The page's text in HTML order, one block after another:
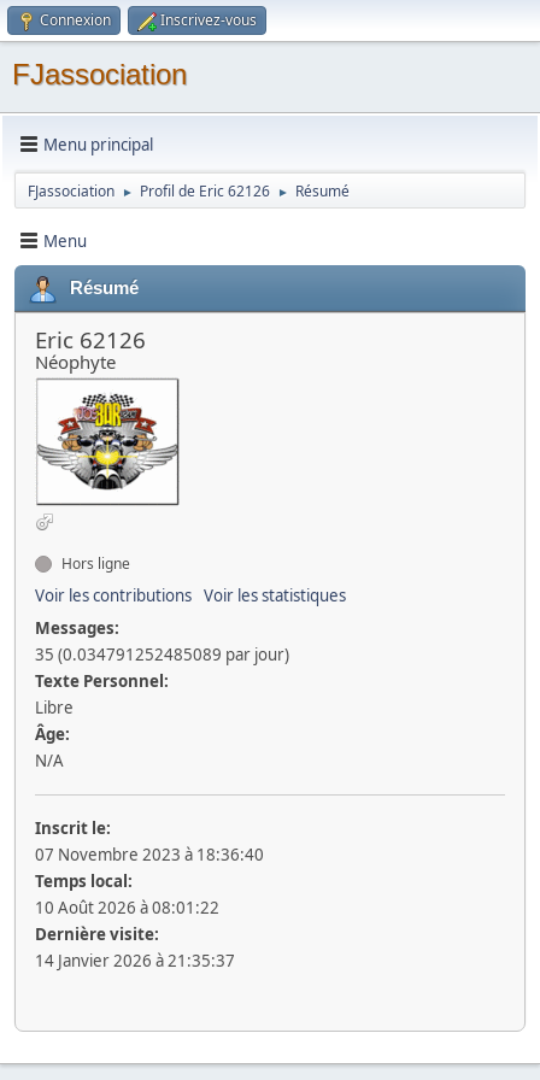
Connexion Inscrivez-vous
FJassociation
Menu principal
FJassociation ► Profil de Eric 62126 ► Résumé
Menu
Résumé
Eric 62126
Néophyte
Hors ligne
Voir les contributions Voir les statistiques
Messages:
35 (0.034791252485089 par jour)
Texte Personnel:
Libre
Âge:
N/A
Inscrit le:
07 Novembre 2023 à 18:36:40
Temps local:
10 Août 2026 à 08:01:22
Dernière visite:
14 Janvier 2026 à 21:35:37